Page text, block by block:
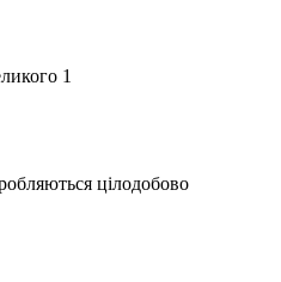
1
цілодобово